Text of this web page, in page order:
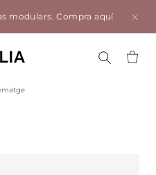
modulars.Compra aquí